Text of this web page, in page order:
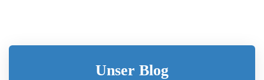
Unser Blog​